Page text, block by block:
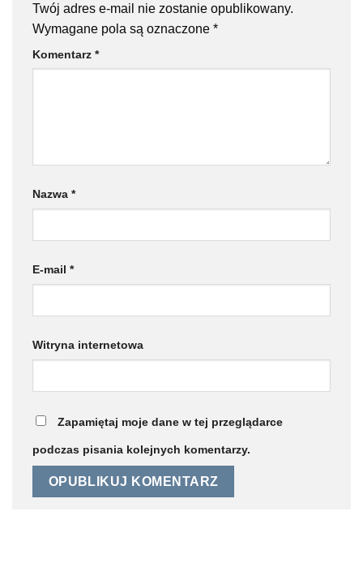
Twój adres e-mail nie zostanie opublikowany.
Wymagane pola są oznaczone *
Komentarz *
Nazwa *
E-mail *
Witryna internetowa
Zapamiętaj moje dane w tej przeglądarce
podczas pisania kolejnych komentarzy.